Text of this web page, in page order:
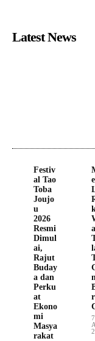
Latest News
Festiv
al Tao
Toba
Joujo
u
2026
Resmi
Dimul
ai,
Rajut
Buday
a dan
Perku
at
Ekono
mi
Masya
rakat
a
7